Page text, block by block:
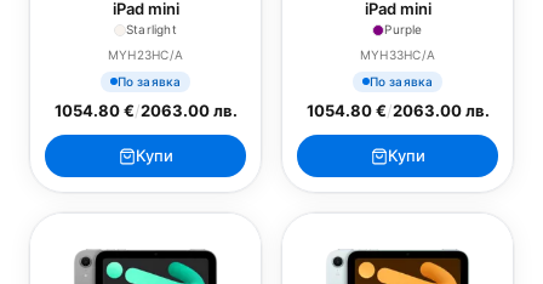
iPad mini
Starlight
MYH23HC/A
По заявка
1054.80 €/2063.00 лв.
Купи
iPad mini
Purple
MYH33HC/A
По заявка
1054.80 €/2063.00 лв.
Купи